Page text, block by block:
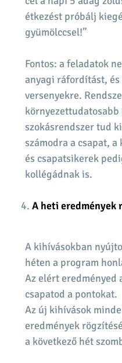
étkezést próbálj
gyümölccsel!”
Fontos: a feladatok
anyagi ráfordítást,
versenyekre.
környezettudatosabb
szokásrendszer tud
számodra a csapat, a
és csapatsikerek
kollégádnak is.
A heti eredmények
A kihívásokban
héten a program
Az elért eredményed
csapatod a pontokat.
Az új kihívások
eredmények
a következő hét